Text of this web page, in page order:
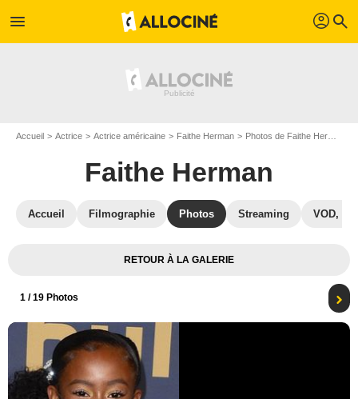
menu profil search
Accueil Actrice Actrice américaine Faithe Herman Photos de Faithe Herman
Faithe Herman
Accueil Filmographie Photos Streaming VOD,
RETOUR À LA GALERIE
1 / 19 Photos